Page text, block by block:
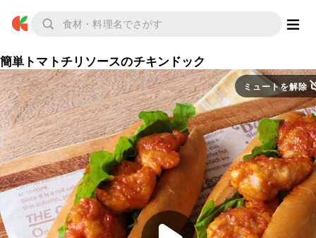
簡単トマトチリソースのチキンドック
ミュートを解除